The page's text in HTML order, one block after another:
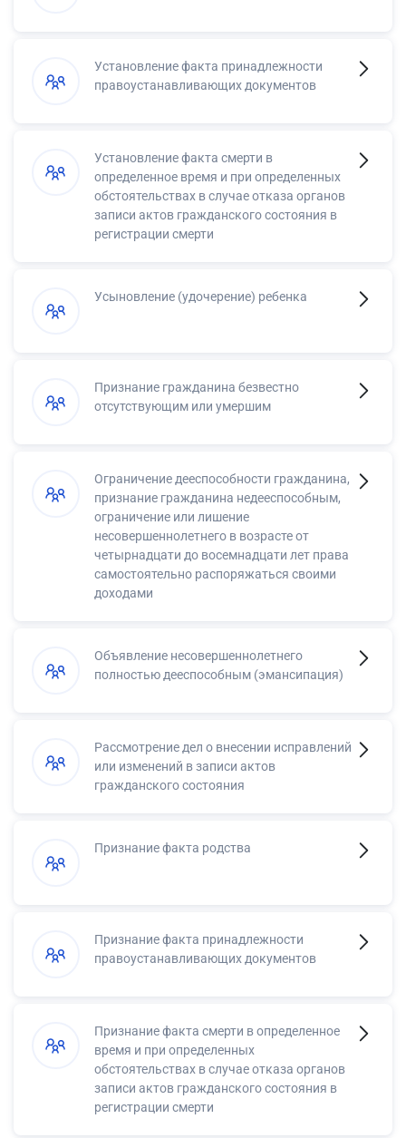
Установление факта принадлежности
правоустанавливающих документов
Установление факта смерти в
определенное время и при определенных
обстоятельствах в случае отказа органов
записи актов гражданского состояния в
регистрации смерти
Усыновление (удочерение) ребенка
Признание гражданина безвестно
отсутствующим или умершим
Ограничение дееспособности гражданина,
признание гражданина недееспособным,
ограничение или лишение
несовершеннолетнего в возрасте от
четырнадцати до восемнадцати лет права
самостоятельно распоряжаться своими
доходами
Объявление несовершеннолетнего
полностью дееспособным (эмансипация)
Рассмотрение дел о внесении исправлений
или изменений в записи актов
гражданского состояния
Признание факта родства
Признание факта принадлежности
правоустанавливающих документов
Признание факта смерти в определенное
время и при определенных
обстоятельствах в случае отказа органов
записи актов гражданского состояния в
регистрации смерти